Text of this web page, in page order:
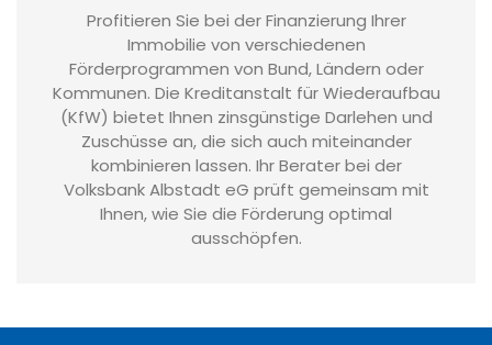
Profitieren Sie bei der Finanzierung Ihrer
Immobilie von verschiedenen
Förderprogrammen von Bund, Ländern oder
Kommunen. Die Kreditanstalt für Wiederaufbau
(KfW) bietet Ihnen zinsgünstige Darlehen und
Zuschüsse an, die sich auch miteinander
kombinieren lassen. Ihr Berater bei der
Volksbank Albstadt eG prüft gemeinsam mit
Ihnen, wie Sie die Förderung optimal
ausschöpfen.